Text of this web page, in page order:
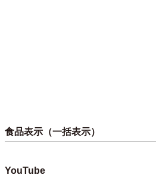
食品表示（一括表示）
YouTube